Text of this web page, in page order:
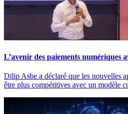
L’avenir des paiements numériques
Dilip Asbe a déclaré que les nouvelles
être plus compétitives avec un modèle